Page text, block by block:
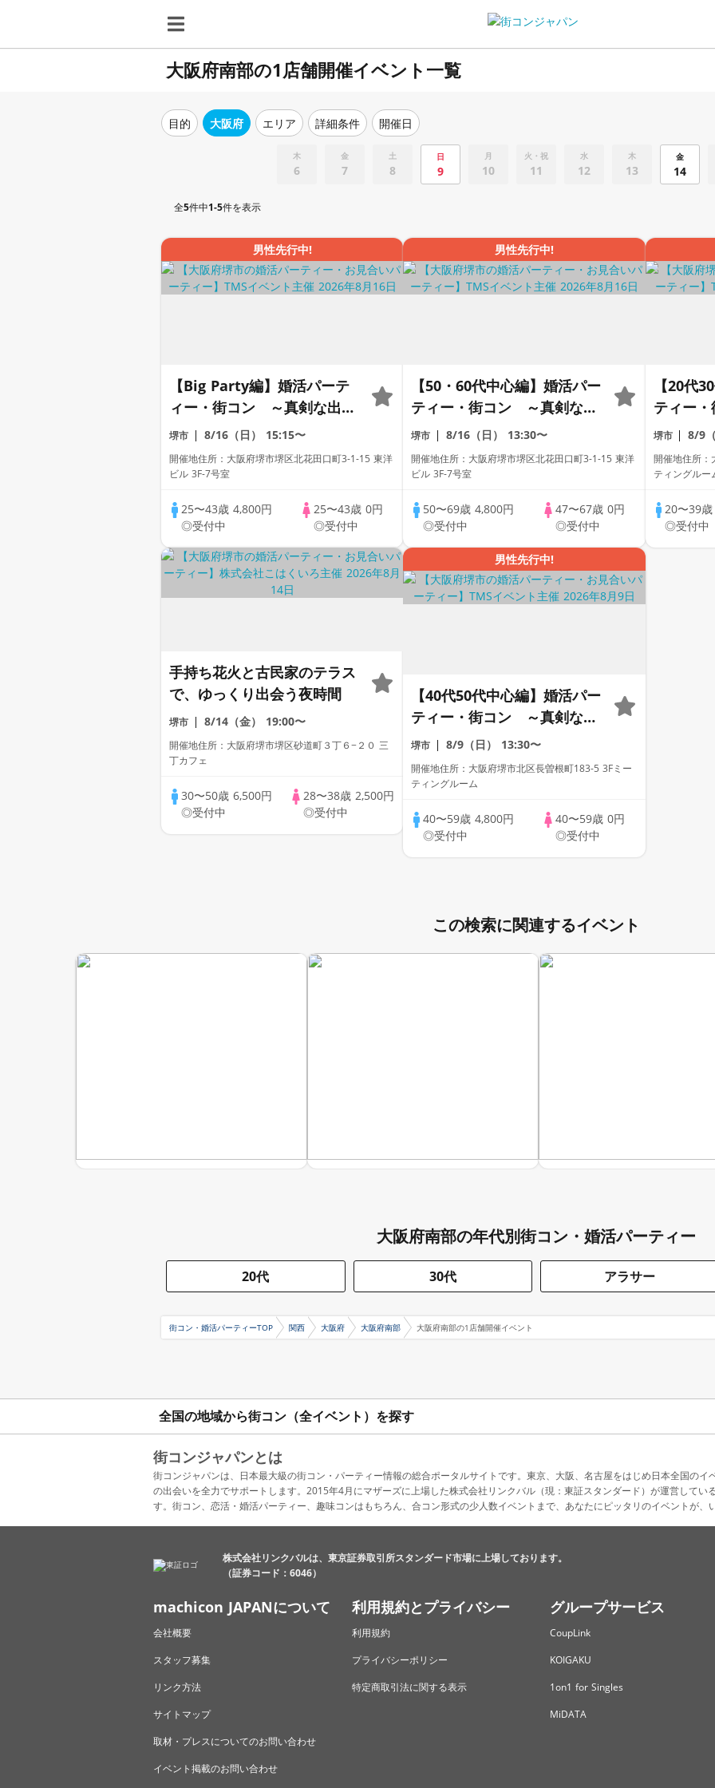
大阪府南部の1店舗開催イベント一覧
目的 大阪府 エリア 詳細条件 開催日
木
6
金
7
土
8
日
9
月
10
火・祝
11
水
12
木
13
金
14
全5件中1-5件を表示
男性先行中!
【Big Party編】婚活パーテ
ィー・街コン ～真剣な出会
い～
堺市 8/16（日） 15:15〜
開催地住所：大阪府堺市堺区北花田口町3-1-15 東洋
ビル 3F-7号室
25〜43歳 4,800円
◎受付中
25〜43歳 0円
◎受付中
男性先行中!
【50・60代中心編】婚活パー
ティー・街コン ～真剣な出
会い～
堺市 8/16（日） 13:30〜
開催地住所：大阪府堺市堺区北花田口町3-1-15 東洋
ビル 3F-7号室
50〜69歳 4,800円
◎受付中
47〜67歳0円
◎受付中
【20代
ティー
会い～
堺市 8/9
開催地住所：
ティングルー
20〜39
◎受付中
手持ち花火と古民家のテラス
で、ゆっくり出会う夜時間
堺市 8/14（金） 19:00〜
開催地住所：大阪府堺市堺区砂道町３丁６−２０ 三
丁カフェ
30〜50歳 6,500円
◎受付中
28〜38歳 2,500円
◎受付中
男性先行中!
【40代50代中心編】婚活パー
ティー・街コン ～真剣な出
会い～
堺市 8/9（日） 13:30〜
開催地住所：大阪府堺市北区長曽根町183-5 3Fミー
ティングルーム
40〜59歳 4,800円
◎受付中
40〜59歳0円
◎受付中
この検索に関連するイベント
大阪府南部の年代別街コン・婚活パーティー
20代 30代 アラサー
街コン・婚活パーティーTOP 関西 大阪府 大阪府南部 大阪府南部の1店舗開催イベント
全国の地域から街コン（全イベント）を探す
街コンジャパンとは
街コンジャパンは、日本最大級の街コン・パーティー情報の総合ポータルサイトです。東京、大阪、名古屋をはじめ日本全国の
の出会いを全力でサポートします。2015年4月にマザーズに上場した株式会社リンクバル（現：東証スタンダード）が運営してい
す。街コン、恋活・婚活パーティー、趣味コンはもちろん、合コン形式の少人数イベントまで、あなたにピッタリのイベントが、
株式会社リンクバルは、東京証券取引所スタンダード市場に上場しております。
（証券コード：6046）
machicon JAPANについて
会社概要
スタッフ募集
リンク方法
サイトマップ
取材・プレスについてのお問い合わせ
イベント掲載のお問い合わせ
利用規約とプライバシー
利用規約
プライバシーポリシー
特定商取引法に関する表示
グループサービス
CoupLink
KOIGAKU
1on1 for Singles
MiDATA